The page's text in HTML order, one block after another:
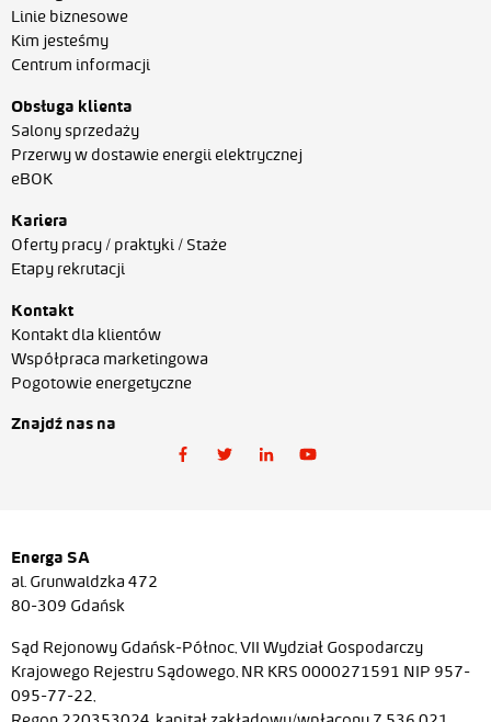
Linie biznesowe
Kim jesteśmy
Centrum informacji
Obsługa klienta
Salony sprzedaży
Przerwy w dostawie energii elektrycznej
eBOK
Kariera
Oferty pracy / praktyki / Staże
Etapy rekrutacji
Kontakt
Kontakt dla klientów
Współpraca marketingowa
Pogotowie energetyczne
Znajdź nas na
Energa SA
al. Grunwaldzka 472
80-309 Gdańsk
Sąd Rejonowy Gdańsk-Północ, VII Wydział Gospodarczy
Krajowego Rejestru Sądowego, NR KRS 0000271591 NIP 957-
095-77-22,